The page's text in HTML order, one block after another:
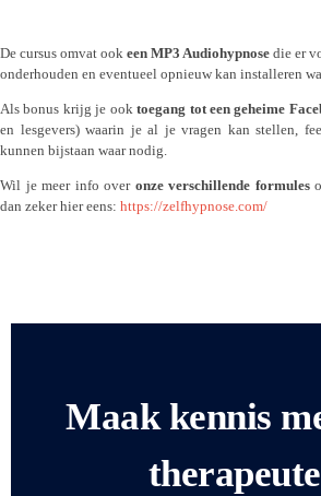
De cursus omvat ook een MP3 Audiohypnose die er
onderhouden en eventueel opnieuw kan installeren
Als bonus krijg je ooktoegang tot een geheime
en lesgevers) waarin je al je vragen kan stellen,
kunnen bijstaan waar nodig.
Wil je meer info over onze verschillende formules
dan zeker hier eens: https://zelfhypnose.com/
Maak kennis